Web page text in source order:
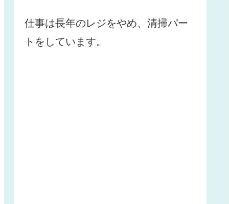
仕事は長年のレジをやめ、清掃パー
トをしています。